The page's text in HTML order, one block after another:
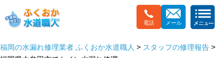
電話 メール
福岡の水漏れ修理業者 ふくおか水道職人 > スタッフの修理報告 >